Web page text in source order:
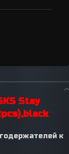
Stay
к